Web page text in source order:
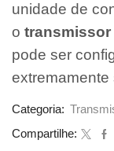
unidade de
o transmissor
pode ser
extremamente
Categoria:
Compartilhe: